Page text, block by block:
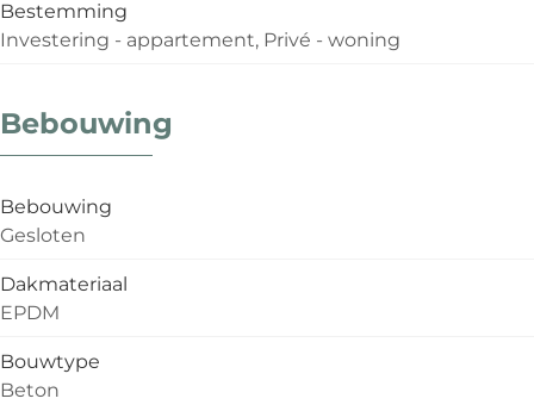
Bestemming
Investering - appartement, Privé - woning
Bebouwing
Bebouwing
Gesloten
Dakmateriaal
EPDM
Bouwtype
Beton